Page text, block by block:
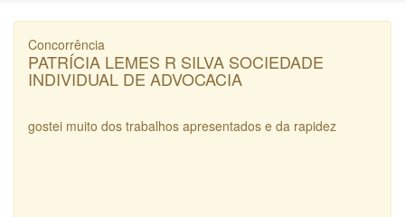
Concorrência
PATRÍCIA LEMES R SILVA SOCIEDADE
INDIVIDUAL DE ADVOCACIA
gostei muito dos trabalhos apresentados e da rapidez